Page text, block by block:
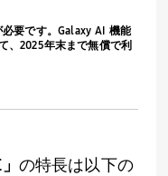
要です。 Galaxy AI 機能
、 2025年末まで無償で利
の特長は以下の